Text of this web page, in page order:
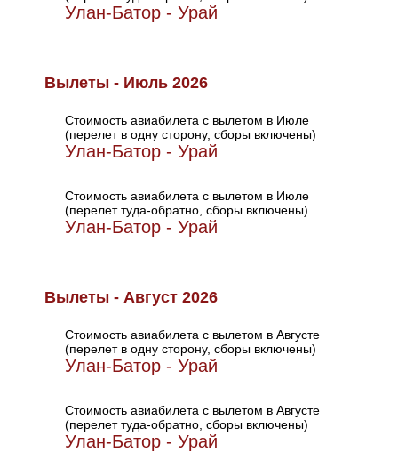
Улан-Батор - Урай
Вылеты - Июль 2026
Стоимость авиабилета с вылетом в Июле
(перелет в одну сторону, сборы включены)
Улан-Батор - Урай
Стоимость авиабилета с вылетом в Июле
(перелет туда-обратно, сборы включены)
Улан-Батор - Урай
Вылеты - Август 2026
Стоимость авиабилета с вылетом в Августе
(перелет в одну сторону, сборы включены)
Улан-Батор - Урай
Стоимость авиабилета с вылетом в Августе
(перелет туда-обратно, сборы включены)
Улан-Батор - Урай